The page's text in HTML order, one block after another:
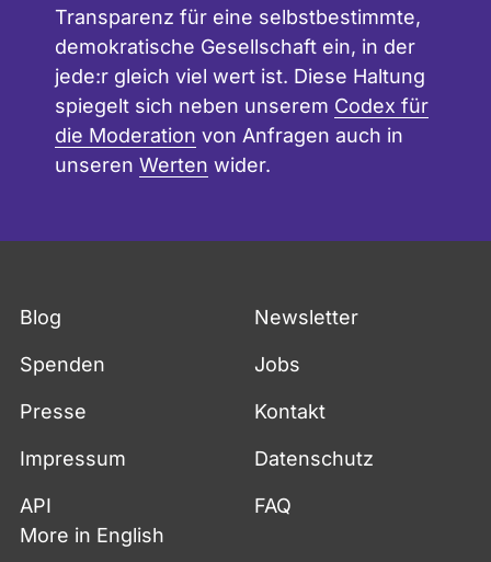
Transparenz für eine selbstbestimmte,
demokratische Gesellschaft ein, in der
jede:r gleich viel wert ist. Diese Haltung
spiegelt sich neben unserem Codex für
die Moderation von Anfragen auch in
unseren Werten wider.
Blog Newsletter
Spenden Jobs
Presse Kontakt
Impressum Datenschutz
API
FAQ
More in English